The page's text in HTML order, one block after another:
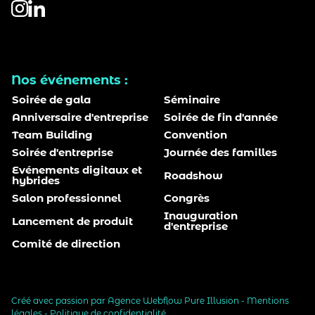
Nos événements :
Soirée de gala
Séminaire
Anniversaire d'entreprise
Soirée de fin d'année
Team Building
Convention
Soirée d'entreprise
Journée des familles
Evénements digitaux et
hybrides
Roadshow
Salon professionnel
Congrès
Lancement de produit
Inauguration
d'entreprise
Comité de direction
Créé avec passion par Agence Webflow Pure Illusion - Mentions